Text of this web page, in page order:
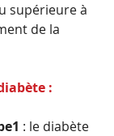
supérieure à
de la
:
: le diabète